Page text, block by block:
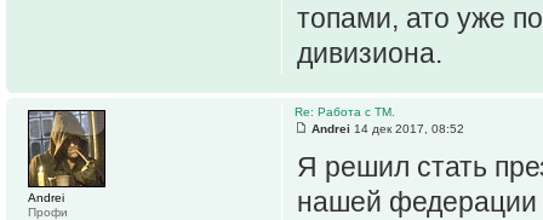
топами, ато уже
дивизиона.
Re: Работа с ТМ.
Andrei 14 дек 2017, 08:52
Я решил стать
нашей федерации
Andrei
Профи